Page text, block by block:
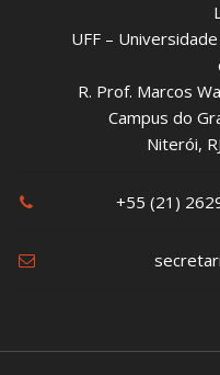
UFF –
R. Prof. Marcos
Campus do
Niterói,
+55 (21)